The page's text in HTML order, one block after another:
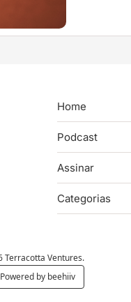
Home
Podcast
Assinar
Categorias
Terracotta Ventures.
Powered by beehiiv